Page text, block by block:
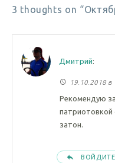
3 thoughts on
Дмитрий:
19.10.2018 в
Рекомендую
патриотовкой
затон.